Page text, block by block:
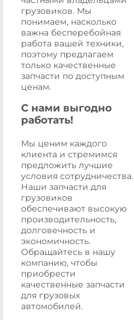
грузовиков. Мы
понимаем, насколько
важна бесперебойная
работа вашей техники,
поэтому предлагаем
только качественные
запчасти по доступным
ценам.
С нами выгодно
работать!
Мы ценим каждого
клиента и стремимся
предложить лучшие
условия сотрудничества.
Наши запчасти для
грузовиков
обеспечивают высокую
производительность,
долговечность и
экономичность.
Обращайтесь в нашу
компанию, чтобы
приобрести
качественные запчасти
для грузовых
автомобилей.